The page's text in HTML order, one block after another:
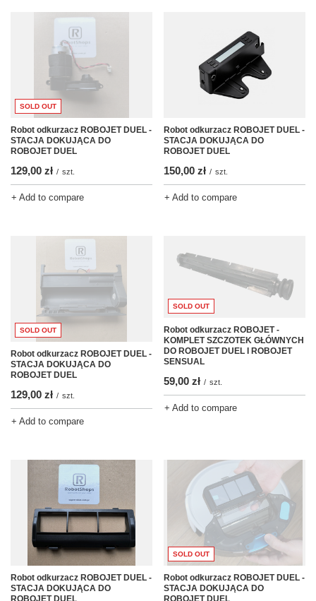
SOLD OUT
Robot odkurzacz ROBOJET DUEL -
STACJA DOKUJĄCA DO
ROBOJET DUEL
129,00 zł / szt.
+ Add to compare
Robot odkurzacz ROBOJET DUEL -
STACJA DOKUJĄCA DO
ROBOJET DUEL
150,00 zł / szt.
+ Add to compare
SOLD OUT
Robot odkurzacz ROBOJET DUEL -
STACJA DOKUJĄCA DO
ROBOJET DUEL
129,00 zł / szt.
+ Add to compare
SOLD OUT
Robot odkurzacz ROBOJET -
KOMPLET SZCZOTEK GŁÓWNYCH
DO ROBOJET DUEL I ROBOJET
SENSUAL
59,00 zł / szt.
+ Add to compare
Robot odkurzacz ROBOJET DUEL -
STACJA DOKUJĄCA DO
ROBOJET DUEL
SOLD OUT
Robot odkurzacz ROBOJET DUEL -
STACJA DOKUJĄCA DO
ROBOJET DUEL